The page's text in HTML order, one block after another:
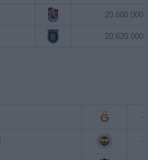
20.680.000
20.620.000
-
-